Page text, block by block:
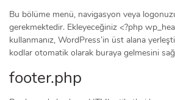
Bu bölüme menü, navigasyon veya
gerekmektedir. Ekleyeceğiniz <?php
kullanmanız, WordPress’in üst alana
kodlar otomatik olarak buraya gelmesini
footer.php